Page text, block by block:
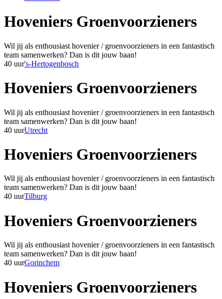
Hoveniers Groenvoorzieners
Wil jij als enthousiast hovenier / groenvoorzieners in een fantastisch
team samenwerken? Dan is dit jouw baan!
40 uur's-Hertogenbosch
Hoveniers Groenvoorzieners
Wil jij als enthousiast hovenier / groenvoorzieners in een fantastisch
team samenwerken? Dan is dit jouw baan!
40 uurUtrecht
Hoveniers Groenvoorzieners
Wil jij als enthousiast hovenier / groenvoorzieners in een fantastisch
team samenwerken? Dan is dit jouw baan!
40 uurTilburg
Hoveniers Groenvoorzieners
Wil jij als enthousiast hovenier / groenvoorzieners in een fantastisch
team samenwerken? Dan is dit jouw baan!
40 uurGorinchem
Hoveniers Groenvoorzieners